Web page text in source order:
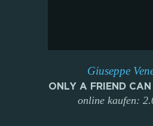
Giuseppe
ONLY A FRIEND
online kaufen: